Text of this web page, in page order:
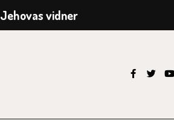
Jehovas vidner